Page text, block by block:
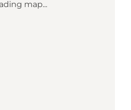
map...